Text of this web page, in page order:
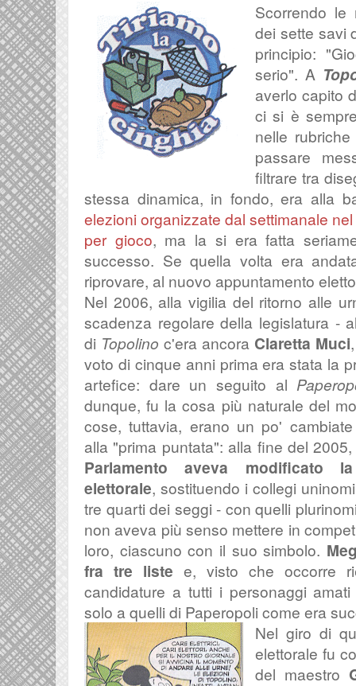
Scorrendo le
dei sette savi
principio:
serio". A
averlo capito
ci si è
nelle
passare
filtrare tra
stessa dinamica, in fondo, era alla
elezioni organizzate dal settimanale
per gioco, ma la si era fatta
successo. Se quella volta era
riprovare, al nuovo appuntamento
Nel 2006, alla vigilia del ritorno alle
scadenza regolare della legislatura -
di Topolinoc'era ancora Claretta Muci
voto di cinque anni prima era stata la
artefice: dare un seguito al
dunque, fu la cosa più naturale del
cose, tuttavia, erano un po'
alla "prima puntata": alla fine del
Parlamento aveva modificato
elettorale, sostituendo i collegi
tre quarti dei seggi - con quelli
non aveva più senso mettere in
loro, ciascuno con il suo simbolo.
fra tre liste e, visto che occorre
candidature a tutti i personaggi
solo a quelli di Paperopoli come era
Nel giro di
elettorale fu
del maestro